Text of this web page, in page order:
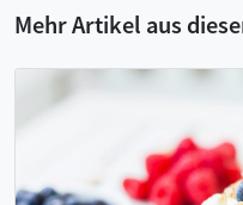
Mehr Artikel aus